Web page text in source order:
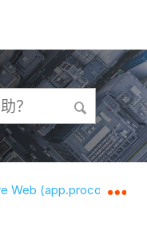
Web